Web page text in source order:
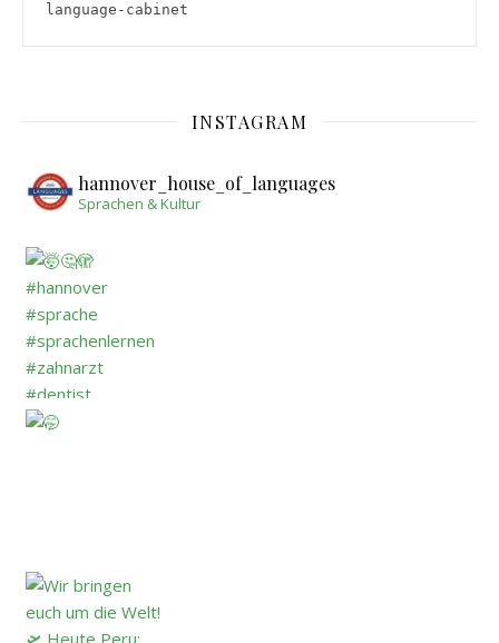
language-cabinet
INSTAGRAM
hannover_house_of_languages
Sprachen & Kultur